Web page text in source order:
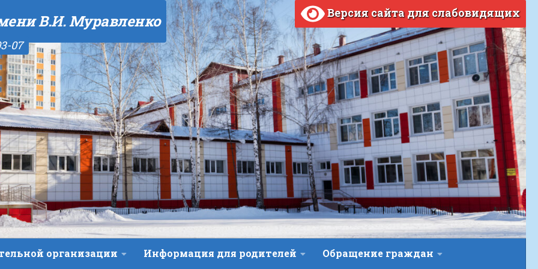
В.И. Муравленко
07
Версия сайта для слабовидящих
организации Информация для родителей Обращение граждан